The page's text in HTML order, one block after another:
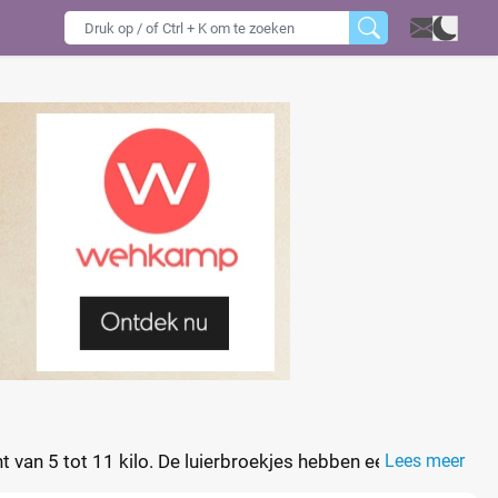
5 tot 11 kilo. De luierbroekjes hebben een 3-zijdige
Lees meer